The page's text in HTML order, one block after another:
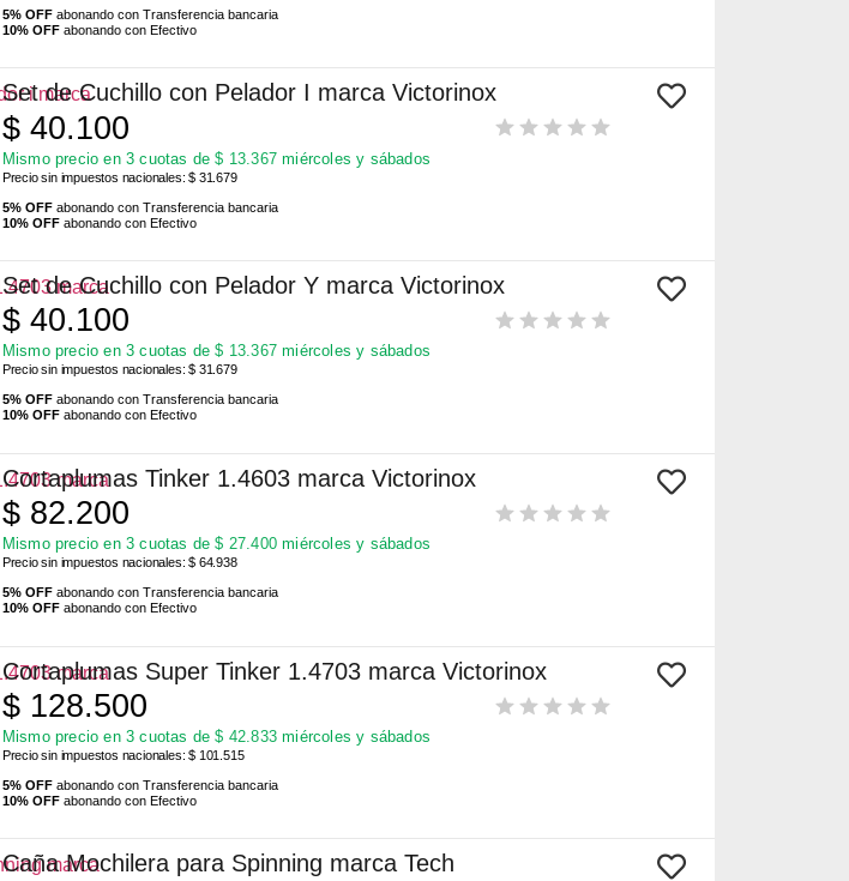
5% OFFabonando con Transferencia bancaria
10% OFFabonando con Efectivo
Set de Cuchillo con Pelador I marca Victorinox
$40.100
Mismo precio en 3 cuotas de$ 13.367 miércoles y sábados
Precio sin impuestos nacionales: $ 31.679
5% OFFabonando con Transferencia bancaria
10% OFFabonando con Efectivo
Set de Cuchillo con Pelador Y marca Victorinox
$40.100
Mismo precio en 3 cuotas de$ 13.367 miércoles y sábados
Precio sin impuestos nacionales: $ 31.679
5% OFFabonando con Transferencia bancaria
10% OFFabonando con Efectivo
Cortaplumas Tinker 1.4603 marca Victorinox
$82.200
Mismo precio en 3 cuotas de$ 27.400 miércoles y sábados
Precio sin impuestos nacionales: $ 64.938
5% OFFabonando con Transferencia bancaria
10% OFFabonando con Efectivo
Cortaplumas Super Tinker 1.4703 marca Victorinox
$128.500
Mismo precio en 3 cuotas de$ 42.833 miércoles y sábados
Precio sin impuestos nacionales: $ 101.515
5% OFFabonando con Transferencia bancaria
10% OFFabonando con Efectivo
Caña Mochilera para Spinning marca Tech